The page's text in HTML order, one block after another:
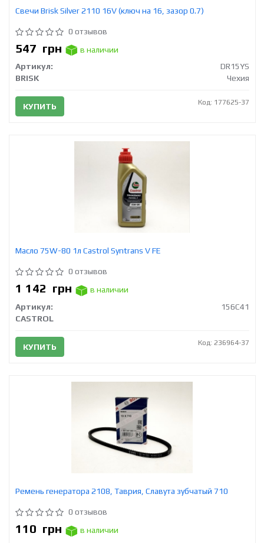
Свечи Brisk Silver 2110 16V (ключ на 16, зазор 0.7)
0 отзывов
547 грн
в наличии
Артикул:
DR15YS
BRISK
Чехия
КУПИТЬ Код: 177625-37
Масло 75W-80 1л Castrol Syntrans V FE
0 отзывов
1 142 грн
в наличии
Артикул:
156C41
CASTROL
КУПИТЬ Код: 236964-37
Ремень генератора 2108, Таврия, Славута зубчатый 710
0 отзывов
110 грн
в наличии